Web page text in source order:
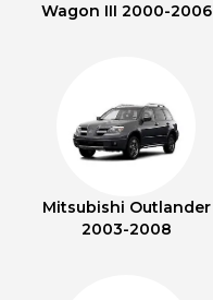
Wagon III 2000-2006
Mitsubishi Outlander
2003-2008